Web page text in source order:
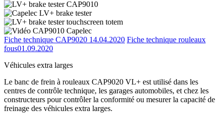
Fiche technique CAP9020 14.04.2020 Fiche technique rouleaux
fous01.09.2020
Véhicules extra larges
Le banc de frein à rouleaux CAP9020 VL+ est utilisé dans les
centres de contrôle technique, les garages automobiles, et chez les
constructeurs pour contrôler la conformité ou mesurer la capacité de
freinage des véhicules extra larges.